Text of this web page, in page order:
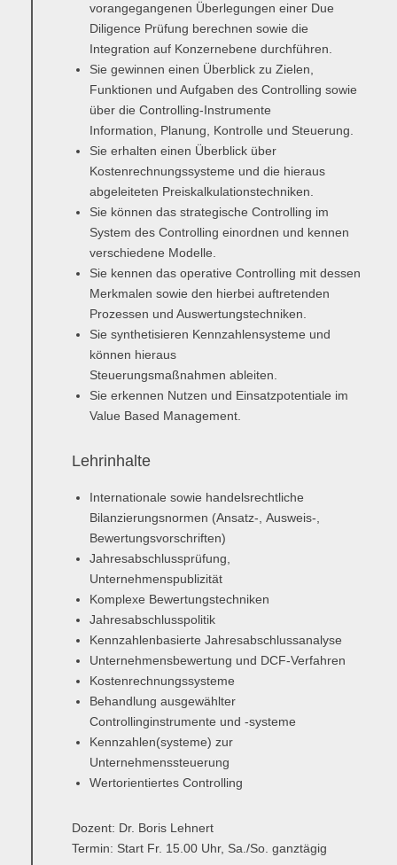
Betriebswirtschaft des ÖPNV
Planspiel Produktionssteuerung und Logistik
Industrie 4.0
Kompetenzbasiertes Projektmanagement
Business Spotlight
Übersicht
vorangegangenen Überlegungen einer Due
Diligence Prüfung berechnen sowie die
Integration auf Konzernebene durchführen.
Sie gewinnen einen Überblick zu Zielen,
Funktionen und Aufgaben des Controlling sowie
über die Controlling-Instrumente
Information, Planung, Kontrolle und Steuerung.
Sie erhalten einen Überblick über
Kostenrechnungssysteme und die hieraus
abgeleiteten Preiskalkulationstechniken.
Sie können das strategische Controlling im
System des Controlling einordnen und kennen
verschiedene Modelle.
Sie kennen das operative Controlling mit dessen
Merkmalen sowie den hierbei auftretenden
Prozessen und Auswertungstechniken.
Sie synthetisieren Kennzahlensysteme und
können hieraus
Steuerungsmaßnahmen ableiten.
Sie erkennen Nutzen und Einsatzpotentiale im
Value Based Management.
Lehrinhalte
Internationale sowie handelsrechtliche
Bilanzierungsnormen (Ansatz-, Ausweis-,
Bewertungsvorschriften)
Jahresabschlussprüfung,
Unternehmenspublizität
Komplexe Bewertungstechniken
Jahresabschlusspolitik
Kennzahlenbasierte Jahresabschlussanalyse
Unternehmensbewertung und DCF-Verfahren
Kostenrechnungssysteme
Behandlung ausgewählter
Controllinginstrumente und -systeme
Kennzahlen(systeme) zur
Unternehmenssteuerung
Wertorientiertes Controlling
Dozent: Dr. Boris Lehnert
Termin: Start Fr. 15.00 Uhr, Sa./So. ganztägig